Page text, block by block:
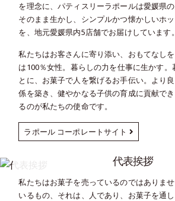
を理念に、パティスリーラポールは愛媛県
そのまま生かし、シンプルかつ懐かしいホ
を、地元愛媛県内5店舗でお届けしています。
私たちはお客さんに寄り添い、おもてなし
は100％女性。暮らしの力を仕事に生かす。
とに、お菓子で人を繋げるお手伝い。より
係を築き、健やかなる子供の育成に貢献で
るのが私たちの使命です。
ラポール コーポレートサイト
代表挨拶
私たちはお菓子を売っているのではありま
いるもの、それは、人であり、お菓子を通